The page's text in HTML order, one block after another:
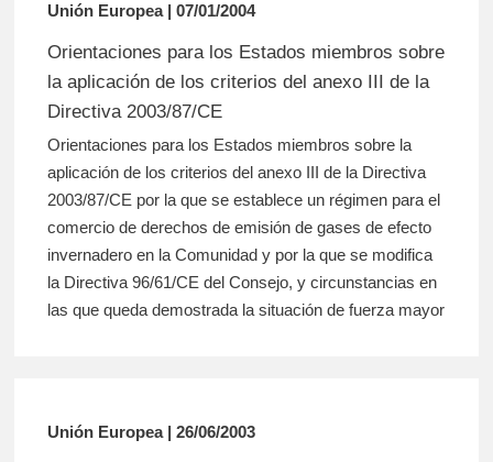
Unión Europea | 07/01/2004
Orientaciones para los Estados miembros sobre
la aplicación de los criterios del anexo III de la
Directiva 2003/87/CE
Orientaciones para los Estados miembros sobre la
aplicación de los criterios del anexo III de la Directiva
2003/87/CE por la que se establece un régimen para el
comercio de derechos de emisión de gases de efecto
invernadero en la Comunidad y por la que se modifica
la Directiva 96/61/CE del Consejo, y circunstancias en
las que queda demostrada la situación de fuerza mayor
Unión Europea | 26/06/2003